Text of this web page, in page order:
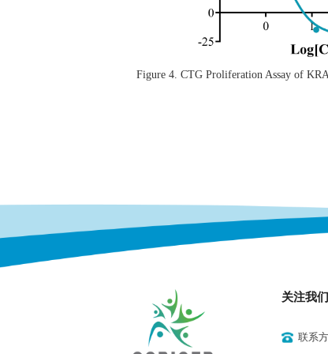
Figure 4. CTG Proliferation Assay of
关注我们
联系